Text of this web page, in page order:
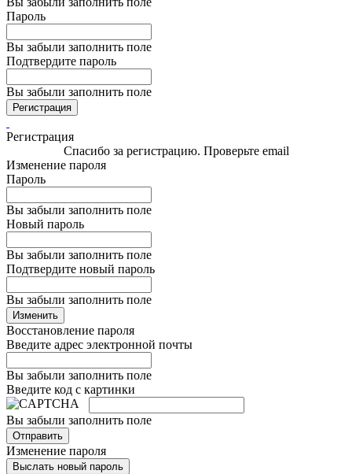
Пароль
Вы забыли заполнить поле
Подтвердите пароль
Вы забыли заполнить поле
Регистрация
Регистрация
Спасибо за регистрацию. Проверьте email
Изменение пароля
Пароль
Вы забыли заполнить поле
Новый пароль
Вы забыли заполнить поле
Подтвердите новый пароль
Вы забыли заполнить поле
Изменить
Восстановление пароля
Введите адрес электронной почты
Вы забыли заполнить поле
Введите код с картинки
Вы забыли заполнить поле
Отправить
Изменение пароля
Выслать новый пароль